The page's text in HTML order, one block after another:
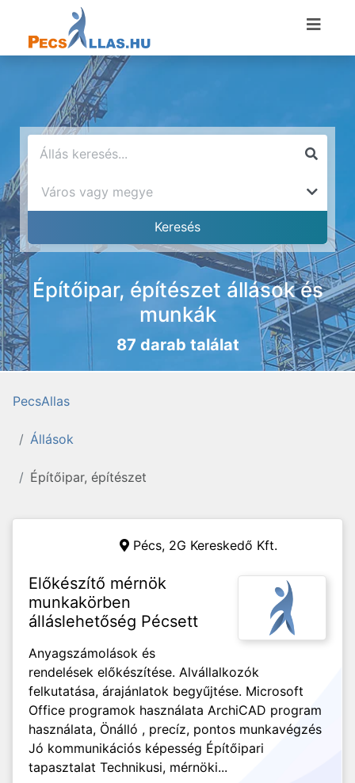
Építőipar, építészet állások és
munkák
87 darab találat
PecsAllas
Állások
Építőipar, építészet
Pécs, 2G Kereskedő Kft.
Előkészítő mérnök
munkakörben
álláslehetőség Pécsett
Anyagszámolások és
rendelések előkészítése. Alvállalkozók
felkutatása, árajánlatok begyűjtése. Microsoft
Office programok használata ArchiCAD program
használata, Önálló , precíz, pontos munkavégzés
Jó kommunikációs képesség Építőipari
tapasztalat Technikusi, mérnöki...